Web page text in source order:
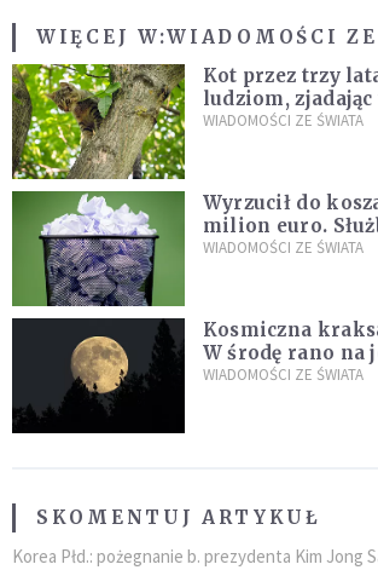
WIĘCEJ W:WIADOMOŚCI
Kot przez trzy
ludziom,
kaczki. W końcu
WIADOMOŚCI ZE ŚWIATA
Wyrzucił do
milion euro.
poszukiwania
WIADOMOŚCI ZE ŚWIATA
Kosmiczna
W środę rano na
powierzchni
WIADOMOŚCI ZE ŚWIATA
SKOMENTUJ ARTYKUŁ
Korea Płd.: pożegnanie b. prezydenta Kim Jong